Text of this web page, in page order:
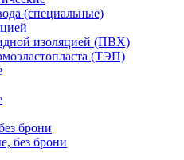
(специальные)
изоляцией (ПВХ)
(ТЭП)
брони
без брони